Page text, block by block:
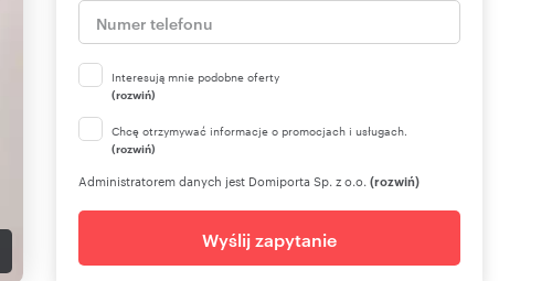
Interesują mnie podobne oferty
(rozwiń)
Chcę otrzymywać informacje o promocjach i usługach.
(rozwiń)
Administratorem danych jest Domiporta Sp. z o.o. (rozwiń)
Wyślij zapytanie